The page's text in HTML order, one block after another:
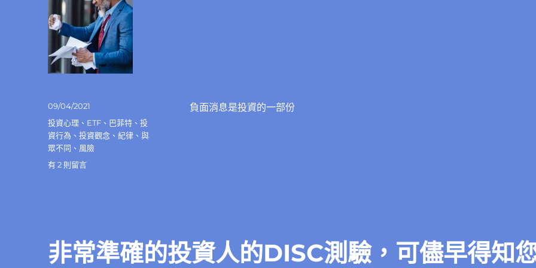
3
素〉
中
負面消息是投資的一部份
發
佈
日
期:
09/04/2021
分
類
投資心理 、 ETF 、 巴菲特 、投
資行為 、投資觀念 、紀律 、與
眾不同 、 風險
在
資
的
有 2 則留言
非常準確的投資人的DISC測驗，可儘早得知